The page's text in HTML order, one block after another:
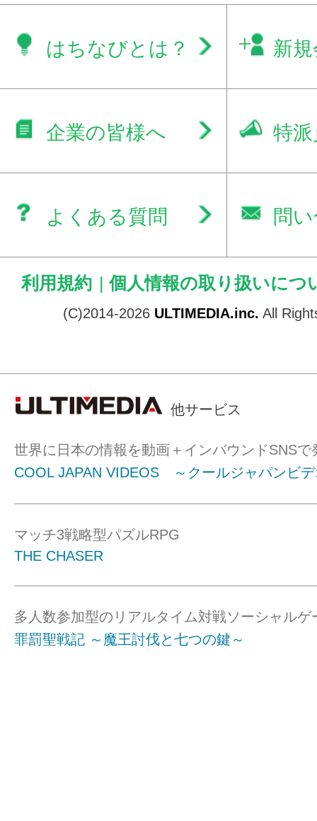
はちなびとは？ 新
企業の皆様へ 特
よくある質問 問
利用規約 | 個人情報の取り扱いにつ
(C)2014-2026 ULTIMEDIA.inc. All
他サービス
世界に日本の情報を動画＋インバウンドSNSで
COOL JAPAN VIDEOS ～クールジャパンビ
マッチ3戦略型パズルRPG
THE CHASER
多人数参加型のリアルタイム対戦ソーシャルゲ
罪罰聖戦記 ～魔王討伐と七つの鍵～